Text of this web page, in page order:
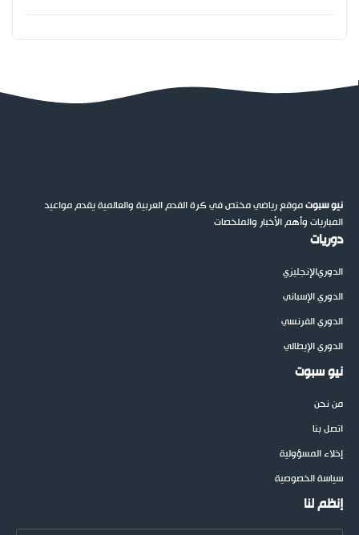
نيو سبوتموقع رياضي مختص في كرة القدم العربية والعالمية يقدم مواعيد
المباريات وأهم الأخبار والملخصات
دوريات
الدوريالإنجليزي
الدوري الإسباني
الدوري الفرنسي
الدوري الإيطالي
نيو سبوت
من نحن
اتصل بنا
إخلاء المسؤولية
سياسة الخصوصية
إنظم لنا